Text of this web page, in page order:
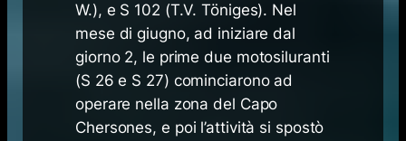
W.), e S 102 (T.V. Töniges). Nel
mese di giugno, ad iniziare dal
giorno 2, le prime due motosiluranti
(S 26 e S 27) cominciarono ad
operare nella zona del Capo
Chersones, e poi l’attività si spostò